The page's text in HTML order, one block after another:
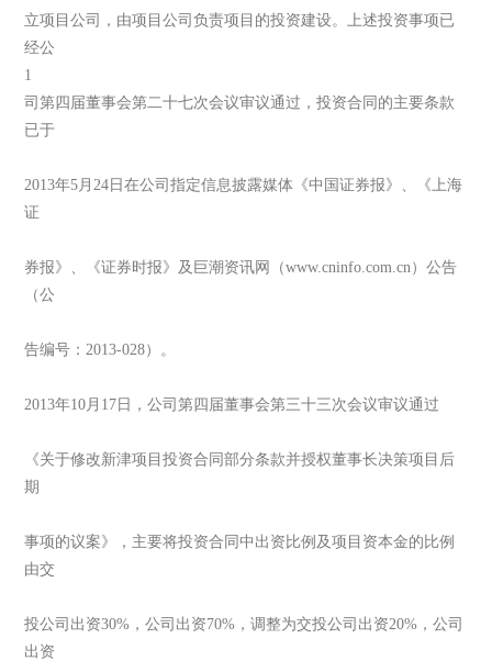
立项目公司，由项目公司负责项目的投资建设。上述投资事项已
经公
1
司第四届董事会第二十七次会议审议通过，投资合同的主要条款
已于
2013年5月24日在公司指定信息披露媒体《中国证券报》、《上海
证
券报》、《证券时报》及巨潮资讯网（www.cninfo.com.cn）公告
（公
告编号：2013-028）。
2013年10月17日，公司第四届董事会第三十三次会议审议通过
《关于修改新津项目投资合同部分条款并授权董事长决策项目后
期
事项的议案》，主要将投资合同中出资比例及项目资本金的比例
由交
投公司出资30%，公司出资70%，调整为交投公司出资20%，公司
出资